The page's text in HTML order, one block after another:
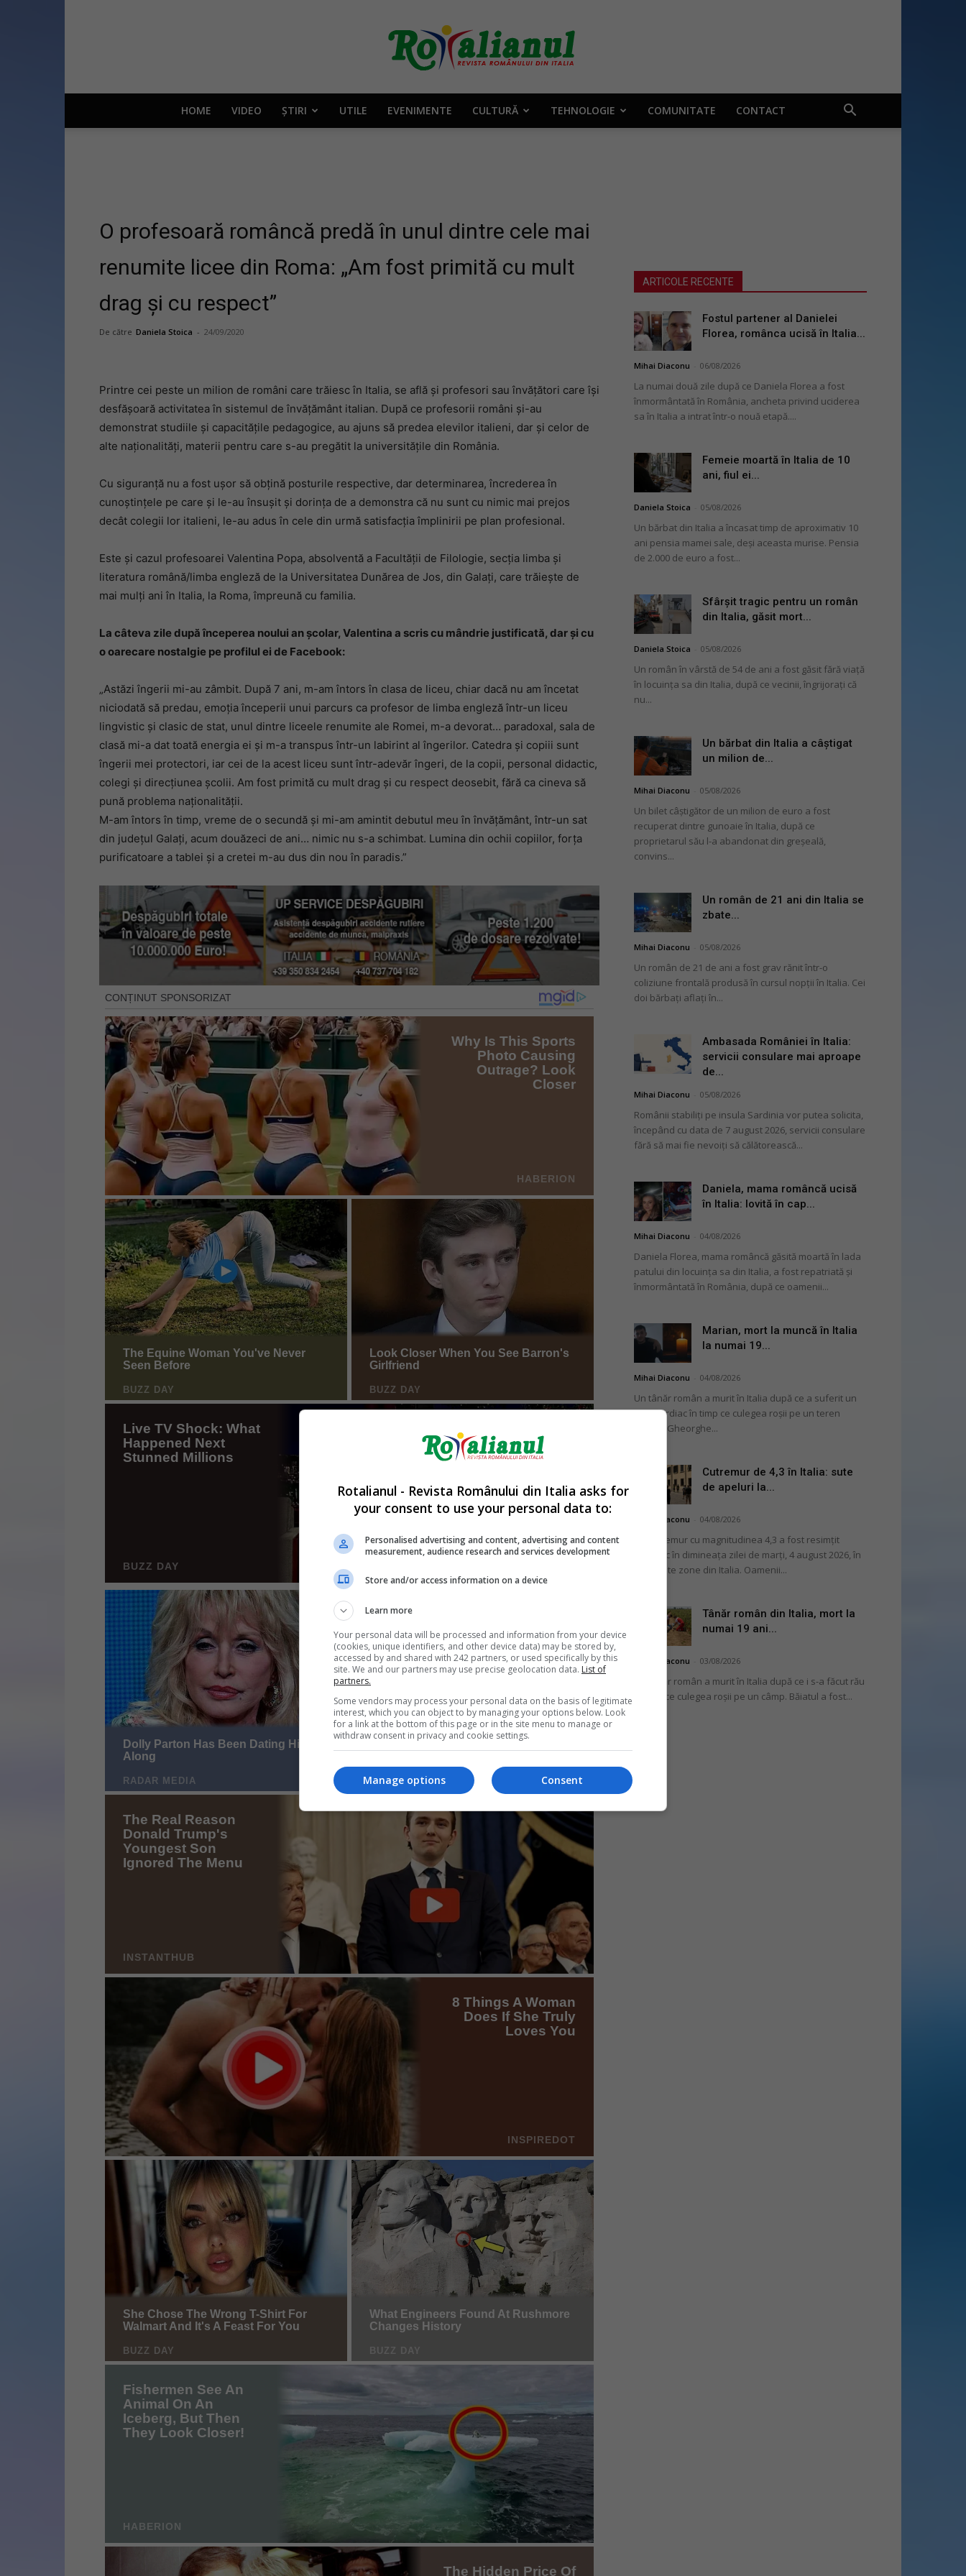
Rotalianul
românului
din
HOME VIDEO ȘTIRI UTILE EVENIMENTE CULTURĂ TEHNOLOGIE COMUNITATE CONTACT
O profesoară româncă predă în unul dintre cele mai
renumite licee din Roma: „Am fost primită cu mult
drag și cu respect”
De către Daniela Stoica - 24/09/2020
Printre cei peste un milion de români care trăiesc în Italia, se află și profesori sau învățători care își
desfășoară activitatea în sistemul de învățământ italian. După ce profesorii români și-au
demonstrat studiile și capacitățile pedagogice, au ajuns să predea elevilor italieni, dar și celor de
alte naționalități, materii pentru care s-au pregătit la universitățile din România.
Cu siguranță nu a fost ușor să obțină posturile respective, dar determinarea, încrederea în
cunoștințele pe care și le-au însușit și dorința de a demonstra că nu sunt cu nimic mai prejos
decât colegii lor italieni, le-au adus în cele din urmă satisfacția împlinirii pe plan profesional.
Este și cazul profesoarei Valentina Popa, absolventă a Facultății de Filologie, secția limba și
literatura română/limba engleză de la Universitatea Dunărea de Jos, din Galați, care trăiește de
mai mulți ani în Italia, la Roma, împreună cu familia.
La câteva zile după începerea noului an școlar, Valentina a scris cu mândrie justificată, dar și cu
o oarecare nostalgie pe profilul ei de Facebook:
„Astăzi îngerii mi-au zâmbit. După 7 ani, m-am întors în clasa de liceu, chiar dacă nu am încetat
niciodată să predau, emoția începerii unui parcurs ca profesor de limba engleză într-un liceu
lingvistic și clasic de stat, unul dintre liceele renumite ale Romei, m-a devorat… paradoxal, sala de
clasă mi-a dat toată energia ei și m-a transpus într-un labirint al îngerilor. Catedra și copiii sunt
îngerii mei protectori, iar cei de la acest liceu sunt într-adevăr îngeri, de la copii, personal didactic,
colegi și direcțiunea școlii. Am fost primită cu mult drag și cu respect deosebit, fără ca cineva să
pună problema naționalității.
M-am întors în timp, vreme de o secundă și mi-am amintit debutul meu în învățământ, într-un sat
din județul Galați, acum douăzeci de ani… nimic nu s-a schimbat. Lumina din ochii copiilor, forța
purificatoare a tablei și a cretei m-au dus din nou în paradis.”
ARTICOLE RECENTE
Fostul partener al Danielei
Florea, românca ucisă în Italia...
Mihai Diaconu 06/08/2026
La numai două zile după ce Daniela Florea a fost
înmormântată în România, ancheta privind uciderea
sa în Italia a intrat într-o nouă etapă....
Femeie moartă în Italia de 10
ani, fiul ei...
Daniela Stoica 05/08/2026
Un bărbat din Italia a încasat timp de aproximativ 10
ani pensia mamei sale, deși aceasta murise. Pensia
de 2.000 de euro a fost...
Sfârșit tragic pentru un român
din Italia, găsit mort...
Daniela Stoica 05/08/2026
Un român în vârstă de 54 de ani a fost găsit fără viață
în locuința sa din Italia, după ce vecinii, îngrijorați că
nu...
Un bărbat din Italia a câștigat
un milion de...
Mihai Diaconu 05/08/2026
Un bilet câștigător de un milion de euro a fost
recuperat dintre gunoaie în Italia, după ce
proprietarul său l-a abandonat din greșeală,
convins...
Un român de 21 ani din Italia se
zbate...
Mihai Diaconu 05/08/2026
Un român de 21 de ani a fost grav rănit într-o
coliziune frontală produsă în cursul nopții în Italia. Cei
doi bărbați aflați în...
Ambasada României în Italia:
servicii consulare mai aproape
de...
Mihai Diaconu 05/08/2026
Românii stabiliți pe insula Sardinia vor putea solicita,
începând cu data de 7 august 2026, servicii consulare
fără să mai fie nevoiți să călătorească...
Daniela, mama româncă ucisă
în Italia: lovită în cap...
Mihai Diaconu 04/08/2026
Daniela Florea, mama româncă găsită moartă în lada
patului din locuința sa din Italia, a fost repatriată și
înmormântată în România, după ce oamenii...
Marian, mort la muncă în Italia
la numai 19...
Mihai Diaconu 04/08/2026
Un tânăr român a murit în Italia după ce a suferit un
stop cardiac în timp ce culegea roșii pe un teren
agricol. Gheorghe...
Cutremur de 4,3 în Italia: sute
de apeluri la...
Mihai Diaconu 04/08/2026
Un cutremur cu magnitudinea 4,3 a fost resimțit
puternic în dimineața zilei de marți, 4 august 2026, în
mai multe zone din Italia. Oamenii...
Tânăr român din Italia, mort la
numai 19 ani...
Mihai Diaconu 03/08/2026
Un tânăr român a murit în Italia după ce i s-a făcut rău
în timp ce culegea roșii pe un câmp. Băiatul a fost...
Rotalianul - Revista Românului din Italia asks for
your consent to use your personal data to:
Personalised advertising and content, advertising and content
measurement, audience research and services development
Store and/or access information on a device
Learn more
Your personal data will be processed and information from your device
(cookies, unique identifiers, and other device data) may be stored by,
accessed by and shared with 242 partners, or used specifically by this
site. We and our partners may use precise geolocation data. List of
partners.
Some vendors may process your personal data on the basis of legitimate
interest, which you can object to by managing your options below. Look
for a link at the bottom of this page or in the site menu to manage or
withdraw consent in privacy and cookie settings.
Consent
Manage options